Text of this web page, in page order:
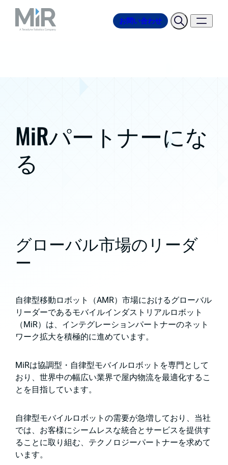
お問い合わせ
MiRパートナーにな
る
グローバル市場のリーダ
ー
自律型移動ロボット（AMR）市場におけるグローバル
リーダーであるモバイルインダストリアルロボット
（MiR）は、インテグレーションパートナーのネット
ワーク拡大を積極的に進めています。
MiRは協調型・自律型モバイルロボットを専門として
おり、世界中の幅広い業界で屋内物流を最適化するこ
とを目指しています。
自律型モバイルロボットの需要が急増しており、当社
では、お客様にシームレスな統合とサービスを提供す
ることに取り組む、テクノロジーパートナーを求めて
います。